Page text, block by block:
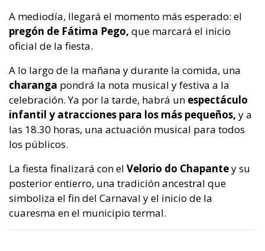
A mediodía, llegará el momento más esperado: el
pregón de Fátima Pego, que marcará el inicio
oficial de la fiesta.
A lo largo de la mañana y durante la comida, una
charanga pondrá la nota musical y festiva a la
celebración. Ya por la tarde, habrá un espectáculo
infantil y atracciones para los más pequeños, y a
las 18.30 horas, una actuación musical para todos
los públicos.
La fiesta finalizará con el Velorio do Chapantey su
posterior entierro, una tradición ancestral que
simboliza el fin del Carnaval y el inicio de la
cuaresma en el municipio termal.